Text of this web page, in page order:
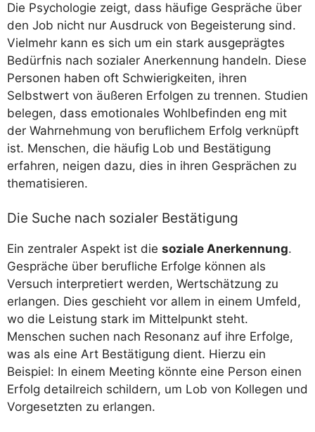
Die Psychologie zeigt, dass häufige Gespräche über
den Job nicht nur Ausdruck von Begeisterung sind.
Vielmehr kann es sich um ein stark ausgeprägtes
Bedürfnis nach sozialer Anerkennung handeln. Diese
Personen haben oft Schwierigkeiten, ihren
Selbstwert von äußeren Erfolgen zu trennen. Studien
belegen, dass emotionales Wohlbefinden eng mit
der Wahrnehmung von beruflichem Erfolg verknüpft
ist. Menschen, die häufig Lob und Bestätigung
erfahren, neigen dazu, dies in ihren Gesprächen zu
thematisieren.
Die Suche nach sozialer Bestätigung
Ein zentraler Aspekt ist die soziale Anerkennung.
Gespräche über berufliche Erfolge können als
Versuch interpretiert werden, Wertschätzung zu
erlangen. Dies geschieht vor allem in einem Umfeld,
wo die Leistung stark im Mittelpunkt steht.
Menschen suchen nach Resonanz auf ihre Erfolge,
was als eine Art Bestätigung dient. Hierzu ein
Beispiel: In einem Meeting könnte eine Person einen
Erfolg detailreich schildern, um Lob von Kollegen und
Vorgesetzten zu erlangen.